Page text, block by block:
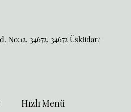
No:12, 34672, 34672 Üsküdar/
Hızlı Menü